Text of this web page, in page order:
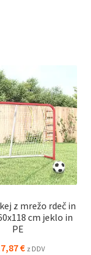
profesionalcem.
ravni.
z mrežo rdeč in
cm jeklo in
PE
€ z DDV